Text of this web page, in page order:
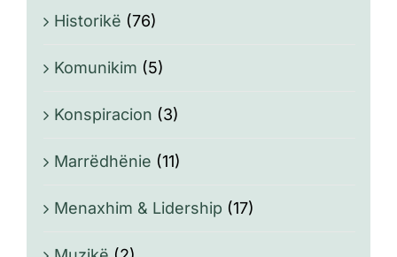
Historikë (76)
Komunikim (5)
Konspiracion (3)
Marrëdhënie (11)
Menaxhim & Lidership (17)